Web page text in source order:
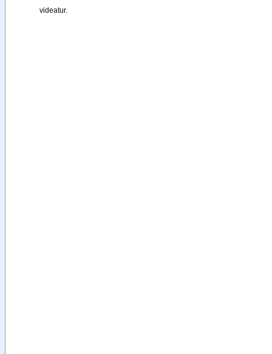
videatur.